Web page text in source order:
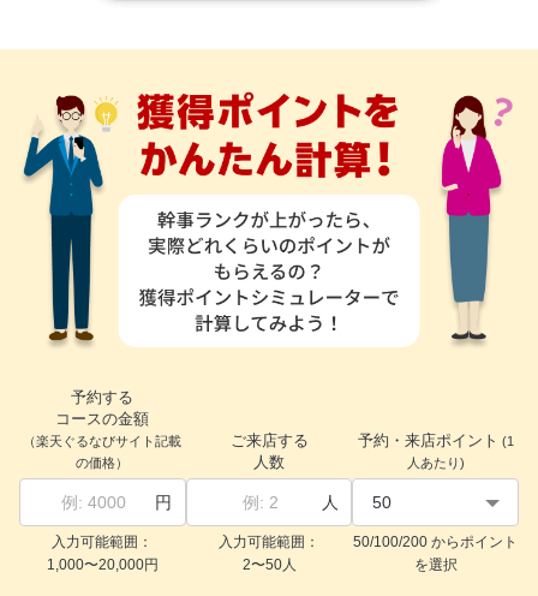
予約する
コースの金額
（楽天ぐるなびサイト記載
の価格）
円
入力可能範囲：
1,000〜20,000円
ご来店する
人数
人
入力可能範囲：
2〜50人
予約・来店ポイント (1
人あたり)
50/100/200 からポイント
を選択